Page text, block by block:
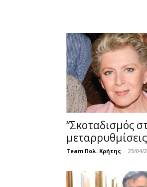
“Σκοταδισμός
Team Πολ. Κρήτης - 23/04/